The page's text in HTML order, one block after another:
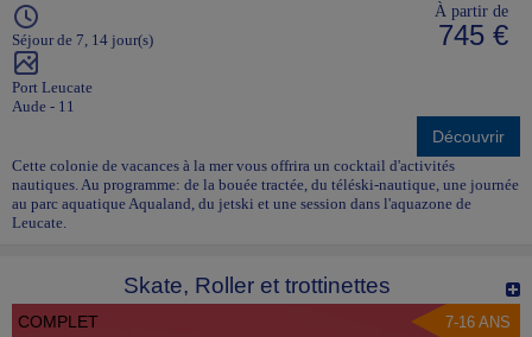
Séjour de 7, 14 jour(s)
Port Leucate
Aude - 11
À partir de
745 €
Découvrir
Cette colonie de vacances à la mer vous offrira un cocktail d'activités
nautiques. Au programme: de la bouée tractée, du téléski-nautique, une journée
au parc aquatique Aqualand, du jetski et une session dans l'aquazone de
Leucate.
Skate, Roller et trottinettes
COMPLET 7-16 ANS